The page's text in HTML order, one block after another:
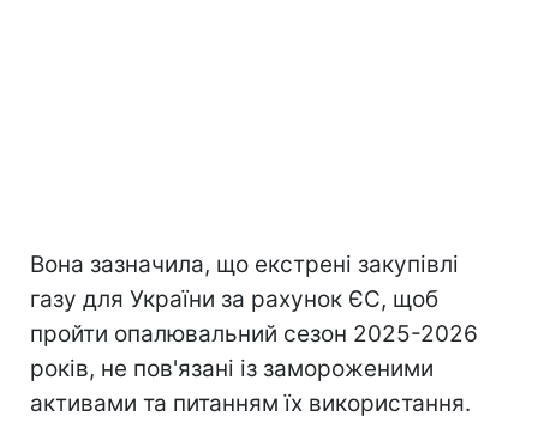
Вона зазначила, що екстрені закупівлі
газу для України за рахунок ЄС, щоб
пройти опалювальний сезон 2025-2026
років, не пов'язані із замороженими
активами та питанням їх використання.